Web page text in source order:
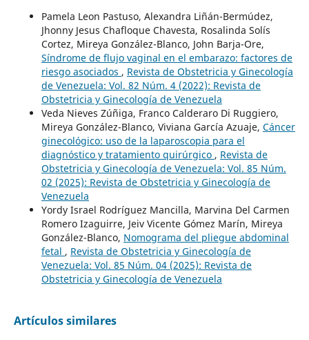
Pamela Leon Pastuso, Alexandra Liñán-Bermúdez,
Jhonny Jesus Chafloque Chavesta, Rosalinda Solís
Cortez, Mireya González-Blanco, John Barja-Ore,
Síndrome de flujo vaginal en el embarazo: factores de
riesgo asociados , Revista de Obstetricia y Ginecología
de Venezuela: Vol. 82 Núm. 4 (2022): Revista de
Obstetricia y Ginecología de Venezuela
Veda Nieves Zúñiga, Franco Calderaro Di Ruggiero,
Mireya González-Blanco, Viviana García Azuaje, Cáncer
ginecológico: uso de la laparoscopia para el
diagnóstico y tratamiento quirúrgico , Revista de
Obstetricia y Ginecología de Venezuela: Vol. 85 Núm.
02 (2025): Revista de Obstetricia y Ginecología de
Venezuela
Yordy Israel Rodríguez Mancilla, Marvina Del Carmen
Romero Izaguirre, Jeiv Vicente Gómez Marín, Mireya
González-Blanco, Nomograma del pliegue abdominal
fetal , Revista de Obstetricia y Ginecología de
Venezuela: Vol. 85 Núm. 04 (2025): Revista de
Obstetricia y Ginecología de Venezuela
Artículos similares